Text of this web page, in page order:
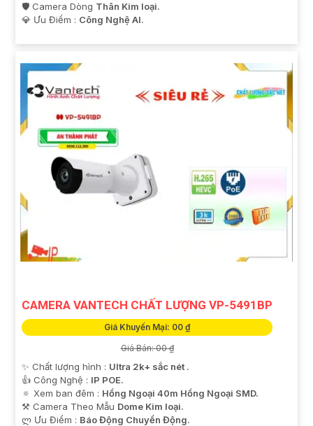
🛡 Camera Dòng Thân Kim loại.
️💎 Ưu Điểm : Công Nghệ AI.
CAMERA VANTECH CHẤT LƯỢNG VP-5491BP
Giá Khuyến Mại: 00 ₫
Giá Bán: 00 ₫
✨ Chất lượng hình : Ultra 2k+ sắc nét .
👍 Công Nghệ : IP POE.
🔅 Xem ban đêm : Hồng Ngoại 40m Hồng Ngoại SMD.
⚒ Camera Theo Mẫu Dome Kim loại.
️ლ Ưu Điểm : Báo Động Chuyển Động.